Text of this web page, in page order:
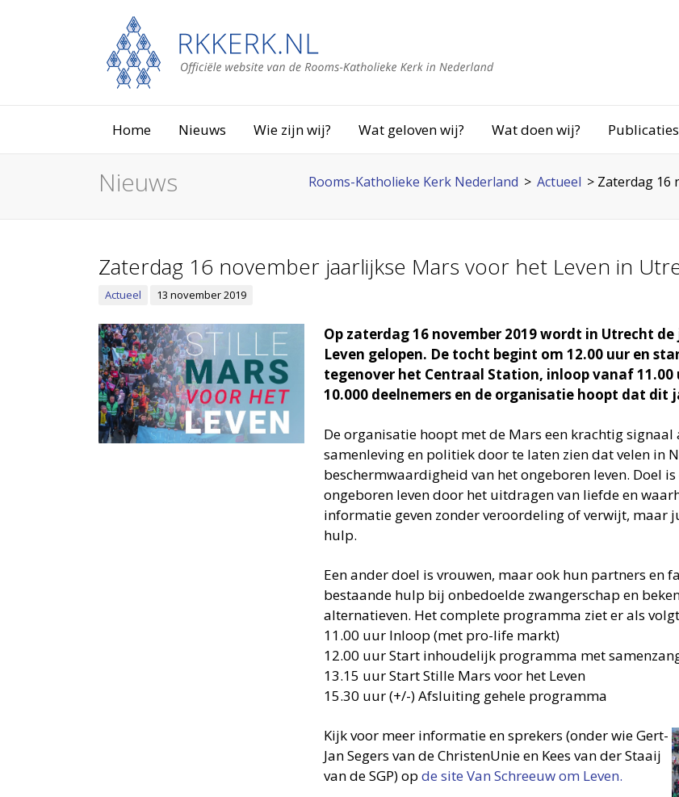
Home Nieuws Wie zijn wij? Wat geloven wij? Wat doen wij? Publicaties
Nieuws Rooms-Katholieke Kerk Nederland > Actueel > Zaterdag 16
Zaterdag 16 november jaarlijkse Mars voor het Leven in
Actueel 13 november 2019
Op zaterdag 16 november 2019 wordt in Utrecht
Leven gelopen. De tocht begint om 12.00 uur en
tegenover het Centraal Station, inloop vanaf 11.00
10.000 deelnemers en de organisatie hoopt dat dit
De organisatie hoopt met de Mars een krachtig signaal
samenleving en politiek door te laten zien dat velen in
beschermwaardigheid van het ongeboren leven. Doel
ongeboren leven door het uitdragen van liefde en
informatie geven zonder veroordeling of verwijt, maar
hulp.
Een ander doel is vrouwen, maar ook hun partners en
bestaande hulp bij onbedoelde zwangerschap en
alternatieven. Het complete programma ziet er als
11.00 uur Inloop (met pro-life markt)
12.00 uur Start inhoudelijk programma met
13.15 uur Start Stille Mars voor het Leven
15.30 uur (+/-) Afsluiting gehele programma
Kijk voor meer informatie en sprekers (onder wie Gert-
Jan Segers van de ChristenUnie en Kees van der Staaij
van de SGP) op de site Van Schreeuw om Leven.